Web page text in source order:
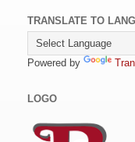
en
TRANSLATE TO
Powered by
LOGO